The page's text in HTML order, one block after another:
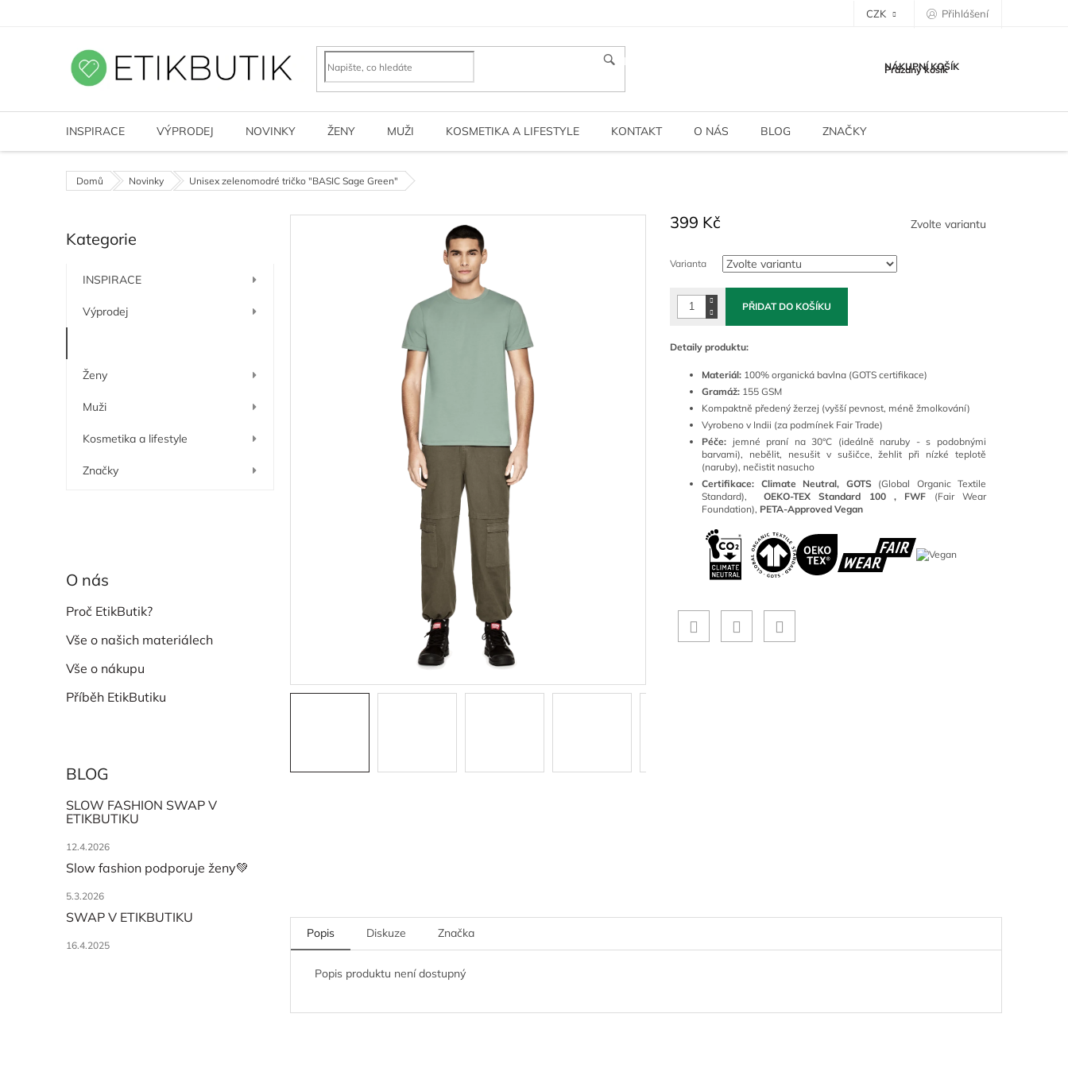
CZK Přihlášení
HLEDAT NÁKUPNÍ KOŠÍK
Prázdný košík
INSPIRACE VÝPRODEJ NOVINKY ŽENY MUŽI KOSMETIKA A LIFESTYLE KONTAKT O NÁS BLOG ZNAČKY
Domů Novinky Unisex zelenomodré tričko "BASIC Sage Green"
o
n
í
Přeskočit
kategorie
Kategorie
INSPIRACE
Výprodej
Ženy
Muži
Kosmetika a lifestyle
Značky
O nás
Proč EtikButik?
Vše o našich materiálech
Vše o nákupu
Příběh EtikButiku
BLOG
SLOW FASHION SWAP V
ETIKBUTIKU
12.4.2026
Slow fashion podporuje ženy💚
5.3.2026
SWAP V ETIKBUTIKU
16.4.2025
399 Kč
cena:
Zvolte variantu
Varianta
PŘIDAT DO KOŠÍKU
Detaily produktu:
Materiál: 100% organická bavlna (GOTS certifikace)
Gramáž: 155 GSM
Kompaktně předený žerzej (vyšší pevnost, méně žmolkování)
Vyrobeno v Indii (za podmínek Fair Trade)
Péče: jemné praní na 30°C (ideálně naruby - s podobnými
barvami), nebělit, nesušit v sušičce, žehlit při nízké teplotě
(naruby), nečistit nasucho
Certifikace: Climate Neutral, GOTS(Global Organic Textile
Standard),
OEKO-TEX Standard 100 , FWF (Fair Wear
Foundation), PETA-Approved Vegan
Popis Diskuze Značka
Popis produktu není dostupný